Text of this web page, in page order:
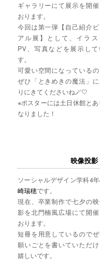
ギャラリーにて展示を開
おります。
今回は第一弾【自己紹介ビ
アル展】として、イラス
PV、写真などを展示して
す。
可愛い空間になっているの
ぜひ「ときめきの魔法」
りにきてくださいね🪄🤍
※ポスターには土日休館と
なりました！
映像投
ソーシャルデザイン学科4
崎瑞穂です。
現在、卒業制作で七夕の
影を北門楠風広場にて開
おります。
短冊を用意しているので
願いごとを書いていただけ
嬉しいです。